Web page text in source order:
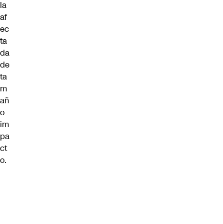
la
af
ec
ta
da
de
ta
m
añ
o
im
pa
ct
o.